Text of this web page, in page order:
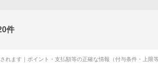
件
れます｜ポイント・支払額等の正確な情報（付与条件・上限